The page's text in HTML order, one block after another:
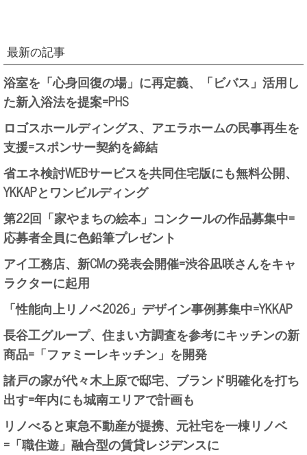
最新の記事
浴室を「心身回復の場」に再定義、「ビバス」活用し
た新入浴法を提案=PHS
ロゴスホールディングス、アエラホームの民事再生を
支援=スポンサー契約を締結
省エネ検討WEBサービスを共同住宅版にも無料公開、
YKKAPとワンビルディング
第22回「家やまちの絵本」コンクールの作品募集中=
応募者全員に色鉛筆プレゼント
アイ工務店、新CMの発表会開催=渋谷凪咲さんをキャ
ラクターに起用
「性能向上リノベ2026」デザイン事例募集中=YKKAP
長谷工グループ、住まい方調査を参考にキッチンの新
商品=「ファミーレキッチン」を開発
諸戸の家が代々木上原で邸宅、ブランド明確化を打ち
出す=年内にも城南エリアで計画も
リノべると東急不動産が提携、元社宅を一棟リノベ
=「職住遊」融合型の賃貸レジデンスに